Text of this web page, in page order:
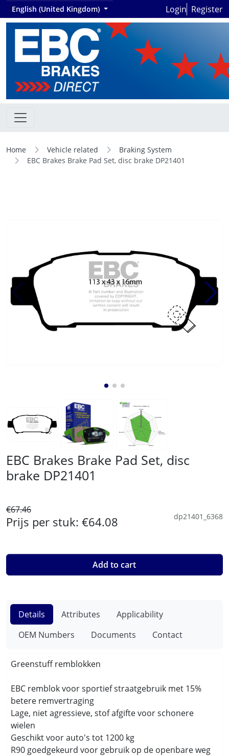
English (United Kingdom) Login Register
Home Vehicle related
Braking System
EBC Brakes Brake Pad Set, disc brake DP21401
EBC Brakes Brake Pad Set, disc
brake DP21401
€67.46
Prijs per stuk: €64.08 dp21401_6368
Add to cart
Details Attributes
Applicability
OEM Numbers
Documents Contact
Greenstuff remblokken
EBC remblok voor sportief straatgebruik met 15%
betere remvertraging
Lage, niet agressieve, stof afgifte voor schonere
wielen
Geschikt voor auto's tot 1200 kg
R90 goedgekeurd voor gebruik op de openbare weg